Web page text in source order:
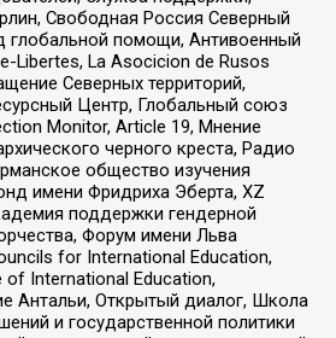
Свободная Россия Северный
глобальной помощи, Антивоенный
Libertes, La Asocicion de Rusos
Северных территорий,
Центр, Глобальный союз
Monitor, Article 19, Мнение
черного креста, Радио
общество изучения
имени Фридриха Эберта, XZ
поддержки гендерной
Форум имени Льва
for International Education,
International Education,
Антальи, Открытый диалог, Школа
и государственной политики